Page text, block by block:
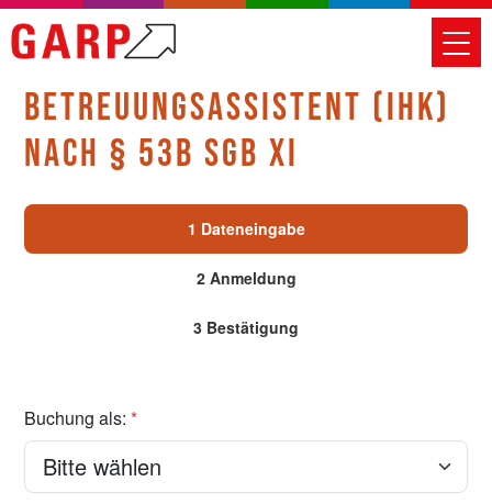
BETREUUNGSASSISTENT (IHK)
NACH § 53B SGB XI
1 Dateneingabe
2 Anmeldung
3 Bestätigung
Buchung als: *